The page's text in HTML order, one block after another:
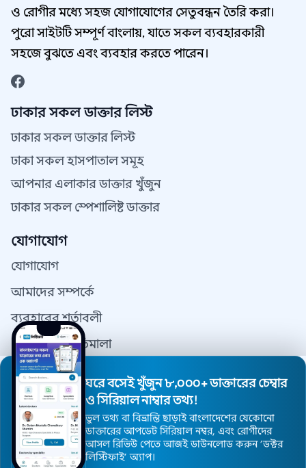
ও রোগীর মধ্যে সহজ যোগাযোগের সেতুবন্ধন তৈরি করা।
পুরো সাইটটি সম্পূর্ণ বাংলায়, যাতে সকল ব্যবহারকারী
সহজে বুঝতে এবং ব্যবহার করতে পারেন।
ঢাকার সকল ডাক্তার লিস্ট
ঢাকার সকল ডাক্তার লিস্ট
ঢাকা সকল হাসপাতাল সমূহ
আপনার এলাকার ডাক্তার খুঁজুন
ঢাকার সকল স্পেশালিষ্ট ডাক্তার
যোগাযোগ
যোগাযোগ
আমাদের সম্পর্কে
ব্যবহারের শর্তাবলী
গোপনীয়তা নীতিমালা
যোগাযোগ
ডাক্তার রেজিস্ট্রেশন
© 2026 DoctorsInDhaka - সর্বস্বত্ব সংরক্ষিত।
ওয়েবসাইট ডিজাইন এন্ড মেইন্টেনেন্স
ঘরে বসেই খুঁজুন ৮,০০০+ ডাক্তারের চেম্বার
ও সিরিয়াল নাম্বার তথ্য!
ভুল তথ্য বা বিভ্রান্তি ছাড়াই বাংলাদেশের যেকোনো
ডাক্তারের আপডেট সিরিয়াল নম্বর, এবং রোগীদের
আসল রিভিউ পেতে আজই ডাউনলোড করুন ’ডক্টর
লিস্টিফাই’ অ্যাপ।